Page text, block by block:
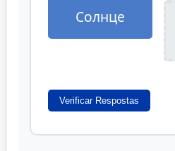
Солнце
Verificar Respostas